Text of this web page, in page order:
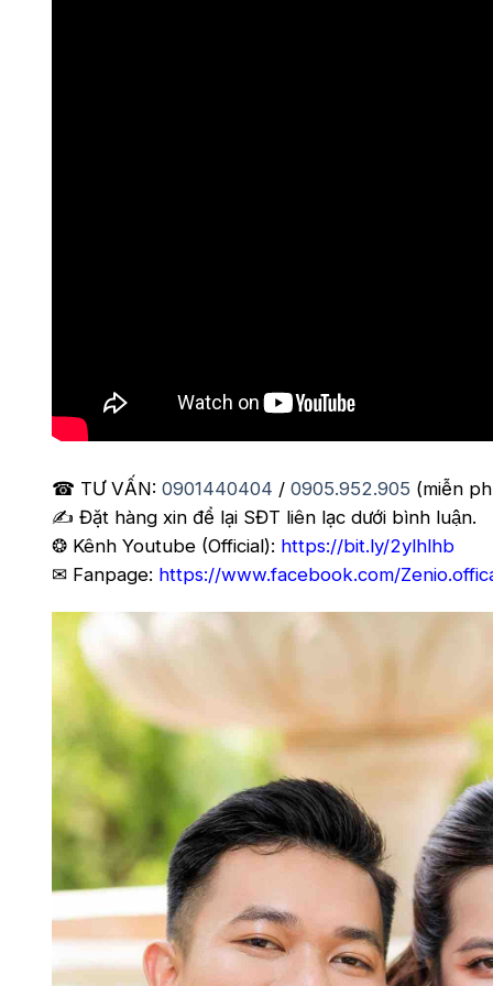
☎ TƯ VẤN: 0901440404 / 0905.952.905 (miễn
✍️ Đặt hàng xin để lại SĐT liên lạc dưới bình luận.
❂ Kênh Youtube (Official): https://bit.ly/2ylhlhb
✉ Fanpage: https://www.facebook.com/